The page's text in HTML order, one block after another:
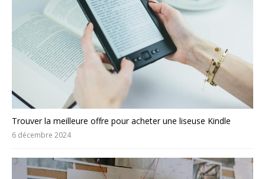
Trouver la meilleure offre pour acheter une liseuse Kindle
6 décembre 2024